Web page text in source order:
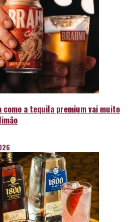
como a tequila premium vai muito